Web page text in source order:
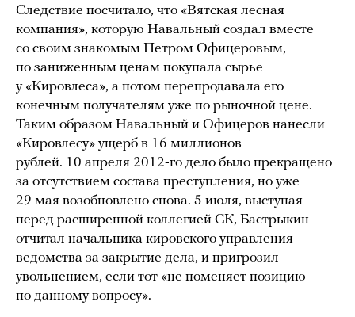
Следствие посчитало, что «Вятская лесная
компания», которую Навальный создал вместе
со своим знакомым Петром Офицеровым,
по заниженным ценам покупала сырье
у «Кировлеса», а потом перепродавала его
конечным получателям уже по рыночной цене.
Таким образом Навальный и Офицеров нанесли
«Кировлесу» ущерб в 16 миллионов
рублей. 10 апреля 2012-го дело было прекращено
за отсутствием состава преступления, но уже
29 мая возобновлено снова. 5 июля, выступая
перед расширенной коллегией СК, Бастрыкин
отчитал начальника кировского управления
ведомства за закрытие дела, и пригрозил
увольнением, если тот «не поменяет позицию
по данному вопросу».